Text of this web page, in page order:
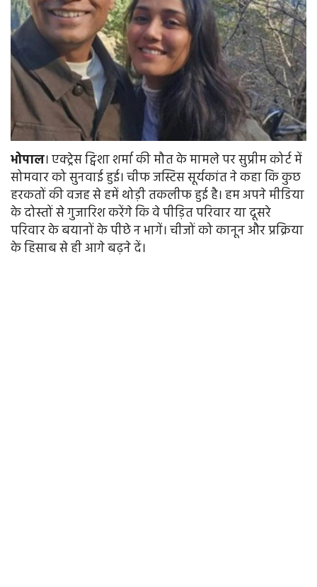
भोपाल। एक्ट्रेस ट्विशा शर्मा की मौत के मामले पर सुप्रीम कोर्ट में
सोमवार को सुनवाई हुई। चीफ जस्टिस सूर्यकांत ने कहा कि कुछ
हरकतों की वजह से हमें थोड़ी तकलीफ हुई है। हम अपने मीडिया
के दोस्तों से गुजारिश करेंगे कि वे पीड़ित परिवार या दूसरे
परिवार के बयानों के पीछे न भागें। चीजों को कानून और प्रक्रिया
के हिसाब से ही आगे बढ़ने दें।